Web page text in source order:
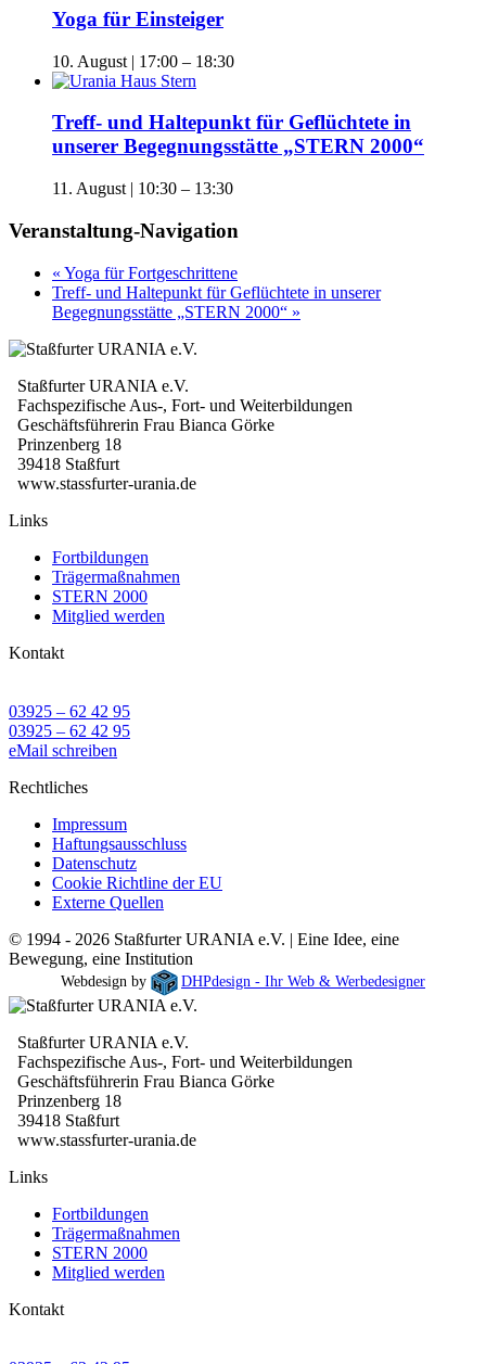
Yoga für Einsteiger
10. August | 17:00 – 18:30
Treff- und Haltepunkt für Geflüchtete in
unserer Begegnungsstätte „STERN 2000“
11. August | 10:30 – 13:30
Veranstaltung-Navigation
« Yoga für Fortgeschrittene
Treff- und Haltepunkt für Geflüchtete in unserer
Begegnungsstätte „STERN 2000“ »
Staßfurter URANIA e.V.
Fachspezifische Aus-, Fort- und Weiterbildungen
Geschäftsführerin Frau Bianca Görke
Prinzenberg 18
39418 Staßfurt
www.stassfurter-urania.de
Links
Fortbildungen
Trägermaßnahmen
STERN 2000
Mitglied werden
Kontakt
03925 – 62 42 95
03925 – 62 42 95
eMail schreiben
Rechtliches
Impressum
Haftungsausschluss
Datenschutz
Cookie Richtline der EU
Externe Quellen
© 1994 - 2026 Staßfurter URANIA e.V. | Eine Idee, eine
Bewegung, eine Institution
Webdesign by DHPdesign - Ihr Web & Werbedesigner
Staßfurter URANIA e.V.
Fachspezifische Aus-, Fort- und Weiterbildungen
Geschäftsführerin Frau Bianca Görke
Prinzenberg 18
39418 Staßfurt
www.stassfurter-urania.de
Links
Fortbildungen
Trägermaßnahmen
STERN 2000
Mitglied werden
Kontakt